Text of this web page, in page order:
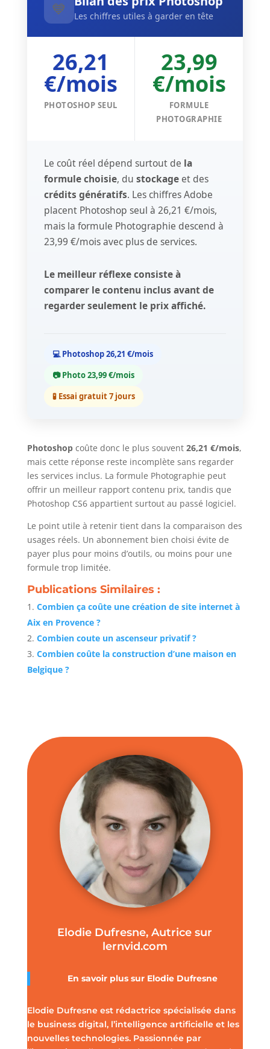
💙 Les chiffres utiles à garder en tête
26,21
€/mois
PHOTOSHOP SEUL
23,99
€/mois
FORMULE
PHOTOGRAPHIE
Le coût réel dépend surtout de la
formule choisie, du stockageet des
crédits génératifs. Les chiffres Adobe
placent Photoshop seul à 26,21 €/mois,
mais la formule Photographie descend à
23,99 €/mois avec plus de services.
Le meilleur réflexe consiste à
comparer le contenu inclus avant de
regarder seulement le prix affiché.
💻 Photoshop 26,21 €/mois
📷 Photo 23,99 €/mois
🧪 Essai gratuit 7 jours
Photoshopcoûte donc le plus souvent 26,21 €/mois,
mais cette réponse reste incomplète sans regarder
les services inclus. La formule Photographie peut
offrir un meilleur rapport contenu prix, tandis que
Photoshop CS6 appartient surtout au passé logiciel.
Le point utile à retenir tient dans la comparaison des
usages réels. Un abonnement bien choisi évite de
payer plus pour moins d’outils, ou moins pour une
formule trop limitée.
Publications Similaires :
Combien ça coûte une création de site internet à
Aix en Provence ?
Combien coute un ascenseur privatif ?
Combien coûte la construction d’une maison en
Belgique ?
Elodie Dufresne, Autrice sur
lernvid.com
En savoir plus sur Elodie Dufresne
Elodie Dufresne est rédactrice spécialisée dans
le business digital, l’intelligence artificielle et les
nouvelles technologies. Passionnée par